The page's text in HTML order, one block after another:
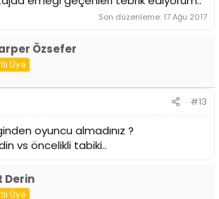
Son düzenleme: 17 Ağu 2017
Özsefer
Üye
#13
oyuncu almadınız ?
vs öncelikli tabiki..
Derin
Üye